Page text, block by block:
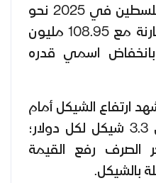
وبلغت إيرادات أوريدو فلسطين في 2025 نحو
106.15 مليون دولار، مقارنة مع 108.95 مليون
2024، أي بانخفاض اسمي قدره
الأهم أن عام 2025 شهد ارتفاع الشيكل أمام
الدولار من نحو 3.6 إلى 3.3 شيكل لكل دولار؛
رفع القيمة
بالشيكل.